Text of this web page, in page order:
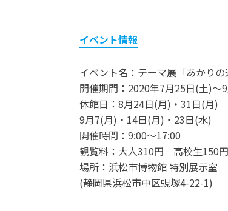
イベント情報
イベント名：テーマ展「あかりの
開催期間：2020年7月25日(土)～
休館日：8月24日(月)・31日(月)
9月7(月)・14日(月)・23日(水)
開催時間：9:00～17:00
観覧料：大人310円 高校生150
場所：浜松市博物館 特別展示室
(静岡県浜松市中区蜆塚4-22-1)